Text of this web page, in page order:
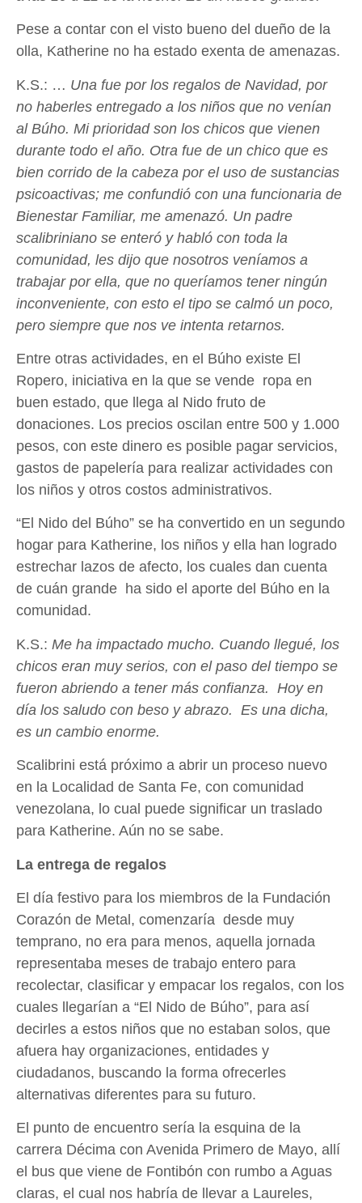
Pese a contar con el visto bueno del dueño de la
olla, Katherine no ha estado exenta de amenazas.
K.S.: … Una fue por los regalos de Navidad, por
no haberles entregado a los niños que no venían
al Búho. Mi prioridad son los chicos que vienen
durante todo el año. Otra fue de un chico que es
bien corrido de la cabeza por el uso de sustancias
psicoactivas; me confundió con una funcionaria de
Bienestar Familiar, me amenazó. Un padre
scalibriniano se enteró y habló con toda la
comunidad, les dijo que nosotros veníamos a
trabajar por ella, que no queríamos tener ningún
inconveniente, con esto el tipo se calmó un poco,
pero siempre que nos ve intenta retarnos.
Entre otras actividades, en el Búho existe El
Ropero, iniciativa en la que se vende ropa en
buen estado, que llega al Nido fruto de
donaciones. Los precios oscilan entre 500 y 1.000
pesos, con este dinero es posible pagar servicios,
gastos de papelería para realizar actividades con
los niños y otros costos administrativos.
“El Nido del Búho” se ha convertido en un segundo
hogar para Katherine, los niños y ella han logrado
estrechar lazos de afecto, los cuales dan cuenta
de cuán grande ha sido el aporte del Búho en la
comunidad.
K.S.: Me ha impactado mucho. Cuando llegué, los
chicos eran muy serios, con el paso del tiempo se
fueron abriendo a tener más confianza. Hoy en
día los saludo con beso y abrazo. Es una dicha,
es un cambio enorme.
Scalibrini está próximo a abrir un proceso nuevo
en la Localidad de Santa Fe, con comunidad
venezolana, lo cual puede significar un traslado
para Katherine. Aún no se sabe.
La entrega de regalos
El día festivo para los miembros de la Fundación
Corazón de Metal, comenzaría desde muy
temprano, no era para menos, aquella jornada
representaba meses de trabajo entero para
recolectar, clasificar y empacar los regalos, con los
cuales llegarían a “El Nido de Búho”, para así
decirles a estos niños que no estaban solos, que
afuera hay organizaciones, entidades y
ciudadanos, buscando la forma ofrecerles
alternativas diferentes para su futuro.
El punto de encuentro sería la esquina de la
carrera Décima con Avenida Primero de Mayo, allí
el bus que viene de Fontibón con rumbo a Aguas
claras, el cual nos habría de llevar a Laureles,